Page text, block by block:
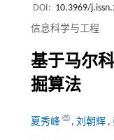
DOI: 10.3969/
信息科学与工程
基于马尔
掘算法
夏秀峰 , 刘朝辉 ,